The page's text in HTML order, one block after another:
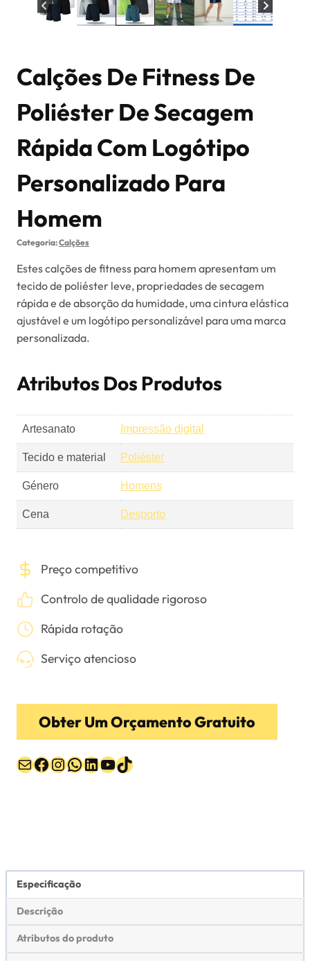
Calções De Fitness De
Poliéster De Secagem
Rápida Com Logótipo
Personalizado Para
Homem
Categoria:Calções
Estes calções de fitness para homem apresentam um
tecido de poliéster leve, propriedades de secagem
rápida e de absorção da humidade, uma cintura elástica
ajustável e um logótipo personalizável para uma marca
personalizada.
Atributos Dos Produtos
Artesanato Impressão digital
Tecido e material Poliéster
Género Homens
Cena Desporto
Preço competitivo
Controlo de qualidade rigoroso
Rápida rotação
Serviço atencioso
Obter Um Orçamento Gratuito
Correio
Facebook
Instagram
WhatsApp
LinkedIn
YouTube
TikTok
Especificação
Descrição
Atributos do produto